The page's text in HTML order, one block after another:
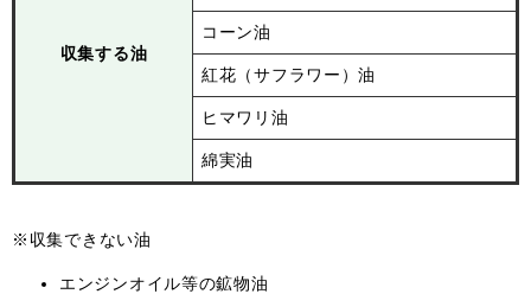
収集する油
コーン油
紅花（サフラワー）油
ヒマワリ油
綿実油
※収集できない油
エンジンオイル等の鉱物油